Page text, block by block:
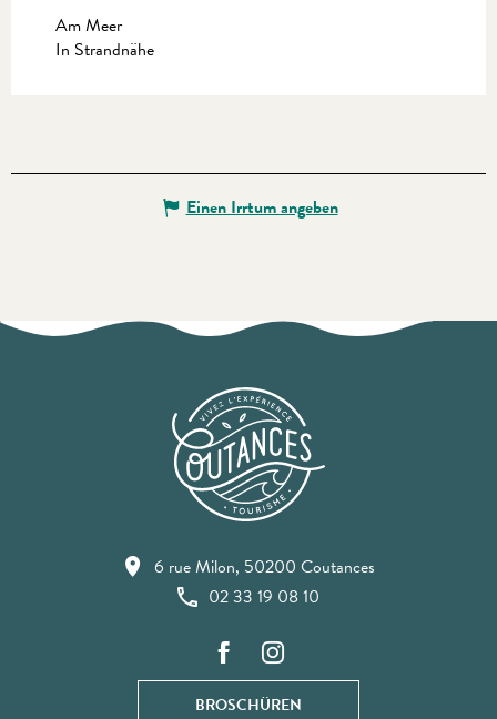
Am Meer
In Strandnähe
Einen Irrtum angeben
6 rue Milon, 50200 Coutances
02 33 19 08 10
BROSCHÜREN